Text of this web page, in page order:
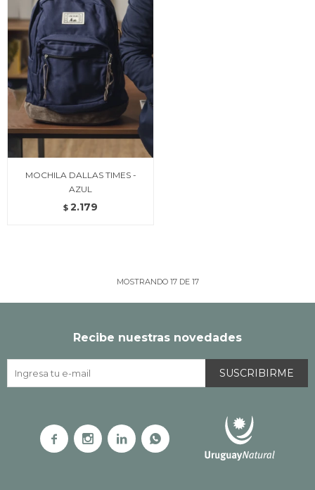
MOCHILA DALLAS TIMES -
AZUL
$ 2.179
MOSTRANDO 17DE 17
Recibe nuestras novedades
SUSCRIBIRME
   